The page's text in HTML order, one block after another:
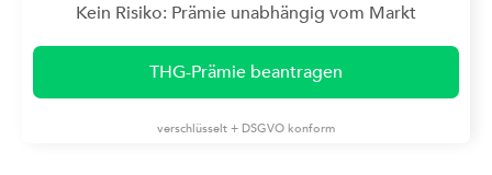
Kein Risiko: Prämie unabhängig vom Markt
THG-Prämie beantragen
verschlüsselt + DSGVO konform